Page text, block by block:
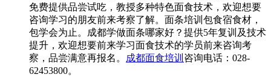
免费提供品尝试吃，教授多种特色面食技术，欢迎想要
咨询学习的朋友前来考察了解。面条培训包食宿食材，
包学会为止。成都学做面条哪家好？提供5年复训及技术
提升，欢迎想要前来学习面食技术的学员前来咨询考
察，品尝满意再报名。
成都面食培训 咨询电话：028-
62453800。